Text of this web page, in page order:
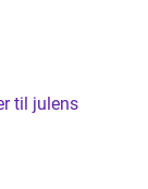
til julens